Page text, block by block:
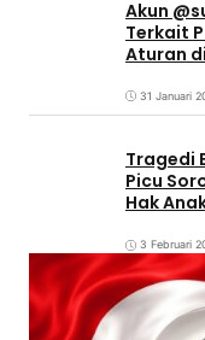
Akun
Terkait
Aturan
31 Januari
Tragedi
Picu
Hak
3 Februari